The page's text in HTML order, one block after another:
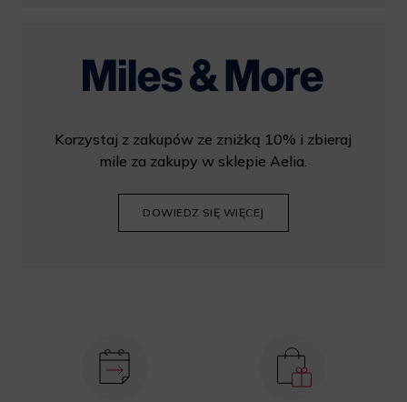
Korzystaj z zakupów ze zniżką 10% i zbieraj
mile za zakupy w sklepie Aelia.
DOWIEDZ SIĘ WIĘCEJ